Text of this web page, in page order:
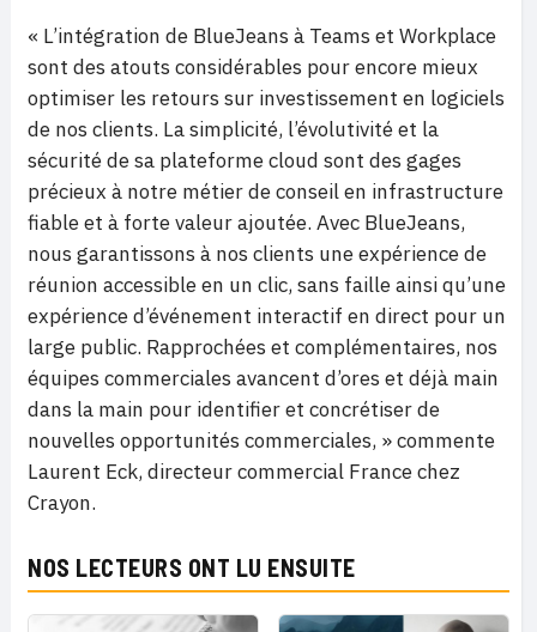
« L’intégration de BlueJeans à Teams et Workplace
sont des atouts considérables pour encore mieux
optimiser les retours sur investissement en logiciels
de nos clients. La simplicité, l’évolutivité et la
sécurité de sa plateforme cloud sont des gages
précieux à notre métier de conseil en infrastructure
fiable et à forte valeur ajoutée. Avec BlueJeans,
nous garantissons à nos clients une expérience de
réunion accessible en un clic, sans faille ainsi qu’une
expérience d’événement interactif en direct pour un
large public. Rapprochées et complémentaires, nos
équipes commerciales avancent d’ores et déjà main
dans la main pour identifier et concrétiser de
nouvelles opportunités commerciales, » commente
Laurent Eck, directeur commercial France chez
Crayon.
NOS LECTEURS ONT LU ENSUITE